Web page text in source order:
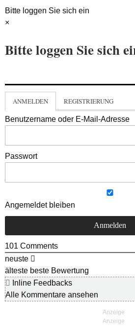
Bitte loggen Sie sich ein
×
Bitte loggen Sie sich
ANMELDEN REGISTRIERUNG
Benutzername oder E-Mail-Adresse
Passwort
Angemeldet bleiben
101 Comments
neuste
älteste beste Bewertung
Inline Feedbacks
Alle Kommentare ansehen